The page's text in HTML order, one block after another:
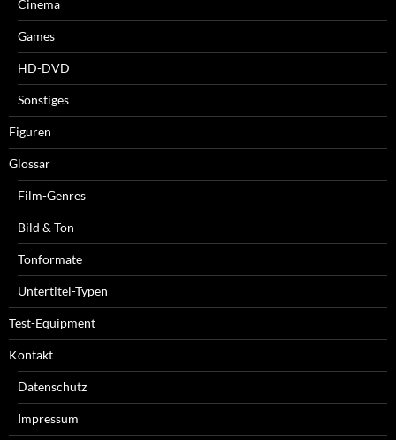
Cinema
Games
HD-DVD
Sonstiges
Figuren
Glossar
Film-Genres
Bild & Ton
Tonformate
Untertitel-Typen
Test-Equipment
Kontakt
Datenschutz
Impressum